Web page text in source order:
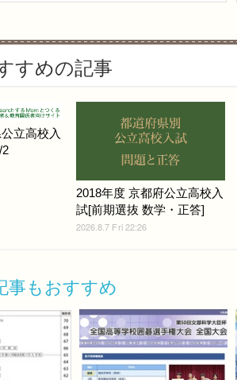
すめの記事
立高校入
2
2018年度 京都府公立高校入
試[前期選抜 数学・正答]
2026.8.7 Fri 22:26
事もおすすめ